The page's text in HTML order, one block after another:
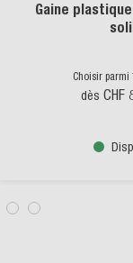
Gaine
Choisir parmi
dès CHF